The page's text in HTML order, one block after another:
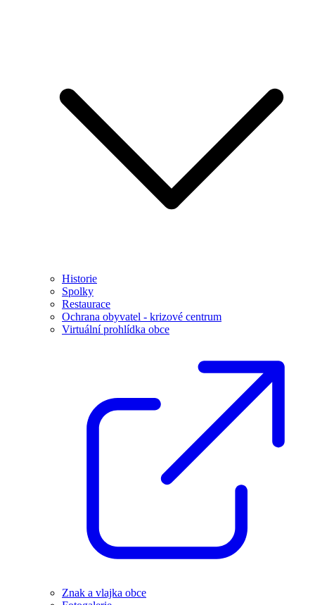
Historie
Spolky
Restaurace
Ochrana obyvatel - krizové centrum
Virtuální prohlídka obce
Znak a vlajka obce